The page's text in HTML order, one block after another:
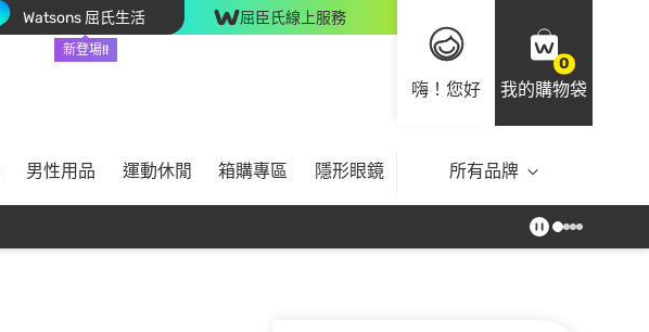
Watsons 屈氏生活
新登場!!
屈臣氏線上服務
嗨！您好
0
我的購物袋
男性用品 運動休閒 箱購專區 隱形眼鏡 所有品牌